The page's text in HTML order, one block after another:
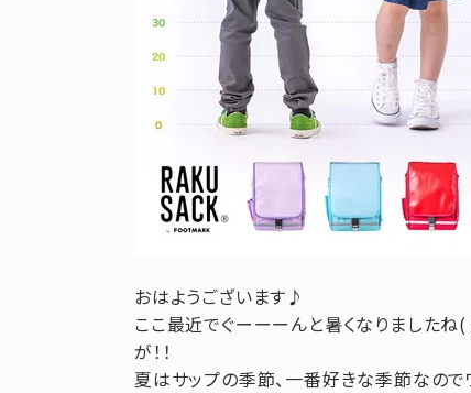
おはようございます♪
ここ最近でぐーーーんと暑くなりました
が！！
夏はサップの季節、一番好きな季節なので